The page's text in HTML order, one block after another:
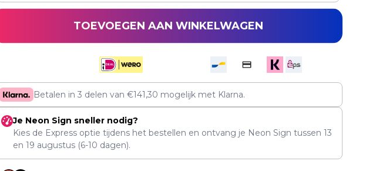
TOEVOEGEN AAN WINKELWAGEN
Betalen in 3 delen van€141,30 mogelijk met Klarna.
Je Neon Sign sneller nodig?
Kies de Express optie tijdens het bestellen en ontvang je Neon Sign tussen 13
en 19 augustus(6-10 dagen).